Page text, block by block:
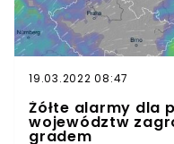
19.03.2022 08:47
Żółte alarmy dla
województw
gradem